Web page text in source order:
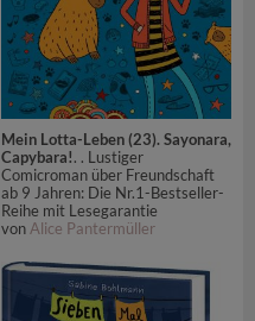
Mein Lotta-Leben (23). Sayonara,
Capybara!. . Lustiger
Comicroman über Freundschaft
ab 9 Jahren: Die Nr.1-Bestseller-
Reihe mit Lesegarantie
vonAlice Pantermüller